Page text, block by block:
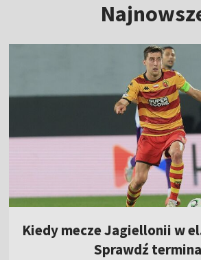
Kiedy mecze Jagiellonii w
Sprawdź